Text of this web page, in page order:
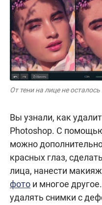
От тени на лице не осталось
Вы узнали, как
Photoshop. C
можно
красных глаз,
лица, нанести
фото и многое
удалять снимки с